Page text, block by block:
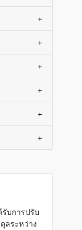
+
+
+
+
+
+
บการปรับ
ลระหว่าง